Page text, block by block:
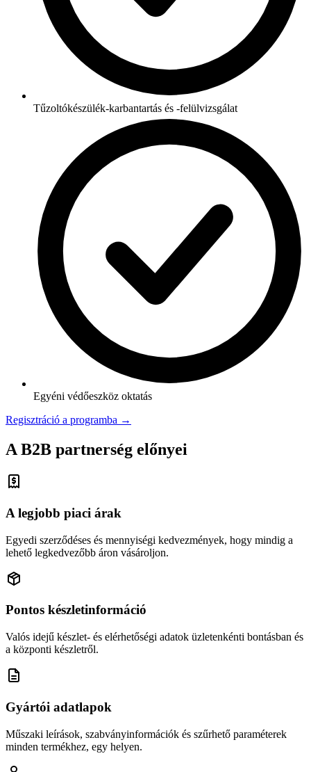
Tűzoltókészülék-karbantartás és -felülvizsgálat
Egyéni védőeszköz oktatás
Regisztráció a programba →
A B2B partnerség előnyei
A legjobb piaci árak
Egyedi szerződéses és mennyiségi kedvezmények, hogy mindig a
lehető legkedvezőbb áron vásároljon.
Pontos készletinformáció
Valós idejű készlet- és elérhetőségi adatok üzletenkénti bontásban és
a központi készletről.
Gyártói adatlapok
Műszaki leírások, szabványinformációk és szűrhető paraméterek
minden termékhez, egy helyen.